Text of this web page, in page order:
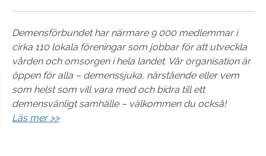
Demensförbundet har närmare 9 000 medlemmar i
cirka 110 lokala föreningar som jobbar för att utveckla
vården och omsorgen i hela landet. Vår organisation är
öppen för alla – demenssjuka, närstående eller vem
som helst som vill vara med och bidra till ett
demensvänligt samhälle – välkommen du också!
Läs mer >>